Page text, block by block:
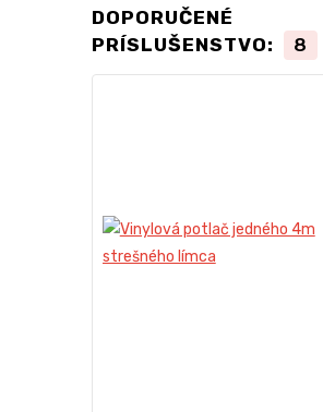
DOPORUČENÉ
PRÍSLUŠENSTVO:
8